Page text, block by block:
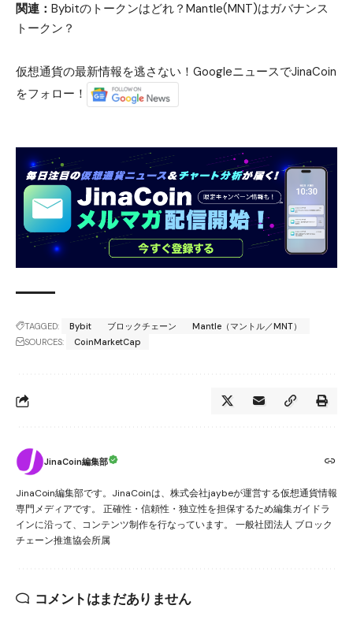
関連： Bybitのトークンはどれ？Mantle(MNT)はガバナンス
トークン？
仮想通貨の最新情報を逃さない！GoogleニュースでJinaCoin
をフォロー！
TAGGED: Bybit ブロックチェーン
Mantle（マントル／MNT）
SOURCES:
CoinMarketCap
JinaCoin編集部
JinaCoin編集部です。JinaCoinは、株式会社jaybeが運営する仮想通貨情報
専門メディアです。 正確性・信頼性・独立性を担保するため編集ガイドラ
インに沿って、コンテンツ制作を行なっています。 一般社団法人 ブロック
チェーン推進協会所属
コメントはまだありません